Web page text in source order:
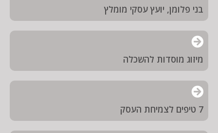
בני פלומן, יועץ עסקי מומלץ
מיזוג מוסדות להשכלה
7 טיפים לצמיחת העסק